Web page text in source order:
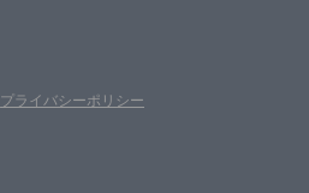
プライバシーポリシー